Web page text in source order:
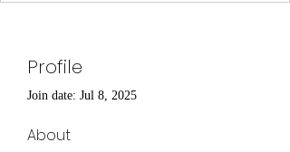
Profile
Join date: Jul 8, 2025
About